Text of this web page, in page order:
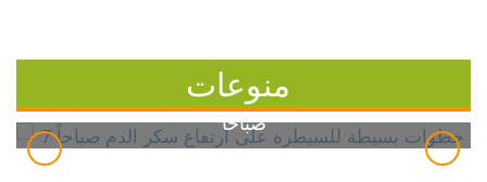
منوعات
7 خطوات بسيطة للسيطرة على ارتفاع سكر الدم
صباحاً